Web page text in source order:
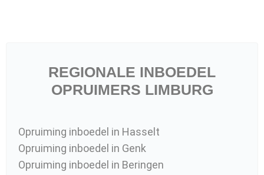
REGIONALE INBOEDEL
OPRUIMERS LIMBURG
Opruiming inboedel in Hasselt
Opruiming inboedel in Genk
Opruiming inboedel in Beringen